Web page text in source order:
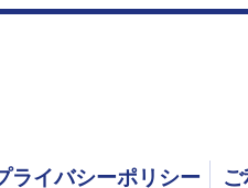
ライバシーポリシー